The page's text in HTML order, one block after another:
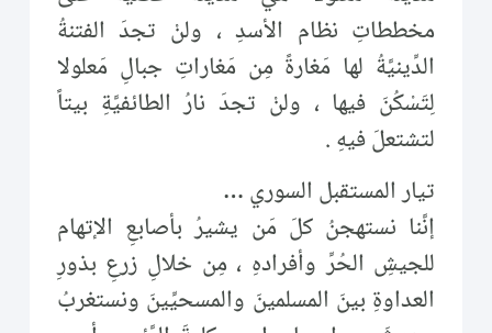
مخططاتِ نظام الأسدِ ، ولنْ تجدَ الفتنةُ
الدِّينيَّةُ لها مَغارةً مِن مَغاراتِ جبالِ مَعلولا
لِتَسْكُنَ فيها ، ولنْ تجدَ نارُ الطائفيَّةِ بيتاً
لتشتعلَ فيهِ .
تيار المستقبل السوري …
إنَّنا نستهجنُ كلَ مَن يشيرُ بأصابعِ الإتهام
للجيشِ الحُرِّ وأفرادهِ ، مِن خلالِ زرعِ بذورِ
العداوةِ بينَ المسلمينَ والمسحيِّينَ ونستغربُ